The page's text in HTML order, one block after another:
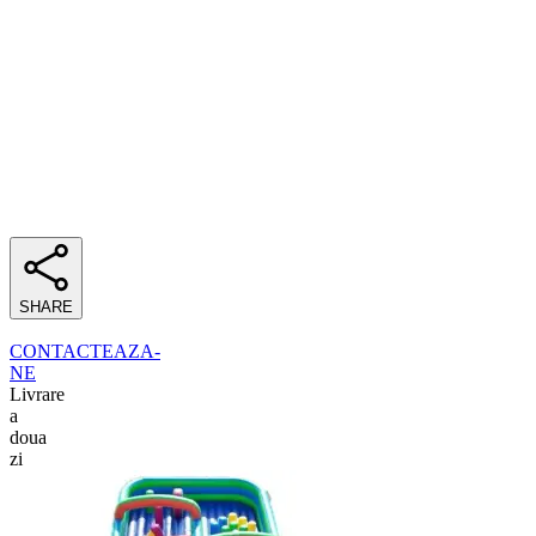
SHARE
CONTACTEAZA-
NE
Livrare
a
doua
zi